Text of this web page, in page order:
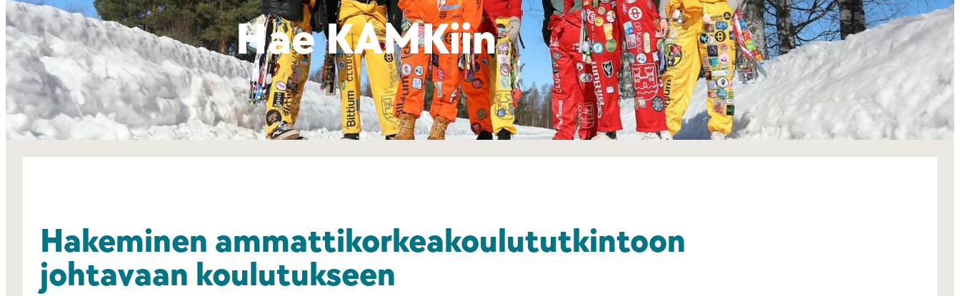
Hae KAMKiin
Hakeminen ammattikorkeakoulututkintoon
johtavaan koulutukseen